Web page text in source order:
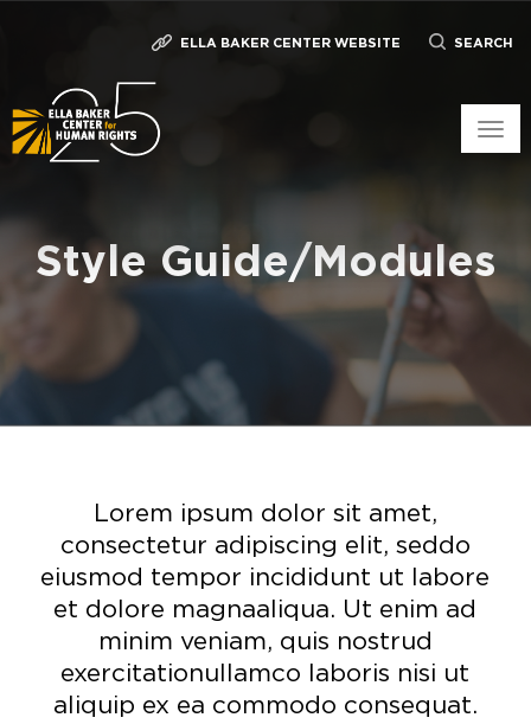
ELLA BAKER CENTER WEBSITE SEARCH
Style Guide/Modules
Lorem ipsum dolor sit amet,
consectetur adipiscing elit, seddo
eiusmod tempor incididunt ut labore
et dolore magnaaliqua. Ut enim ad
minim veniam, quis nostrud
exercitationullamco laboris nisi ut
aliquip ex ea commodo consequat.